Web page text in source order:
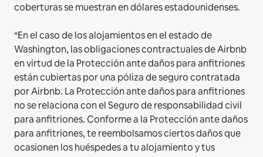
coberturas se muestran en dólares estadounidenses.
*En el caso de los alojamientos en el estado de
Washington, las obligaciones contractuales de Airbnb
en virtud de la Protección ante daños para anfitriones
están cubiertas por una póliza de seguro contratada
por Airbnb. La Protección ante daños para anfitriones
no se relaciona con el Seguro de responsabilidad civil
para anfitriones. Conforme a la Protección ante daños
para anfitriones, te reembolsamos ciertos daños que
ocasionen los huéspedes a tu alojamiento y tus